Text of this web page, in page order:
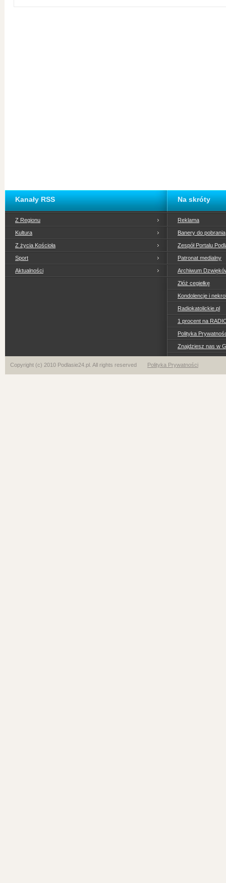
Kanały RSS
Z Regionu
Kultura
Z życia Kościoła
Sport
Aktualności
Na skróty
Reklama
Banery do pobrania
Zespół Portalu
Patronat medialny
Archiwum
Złóż cegiełkę
Kondolencje i
Radiokatolickie.pl
1 procent na
Polityka
Znajdziesz nas w
Copyright (c) 2010 Podlasie24.pl. All rights reserved Polityka Prywatności